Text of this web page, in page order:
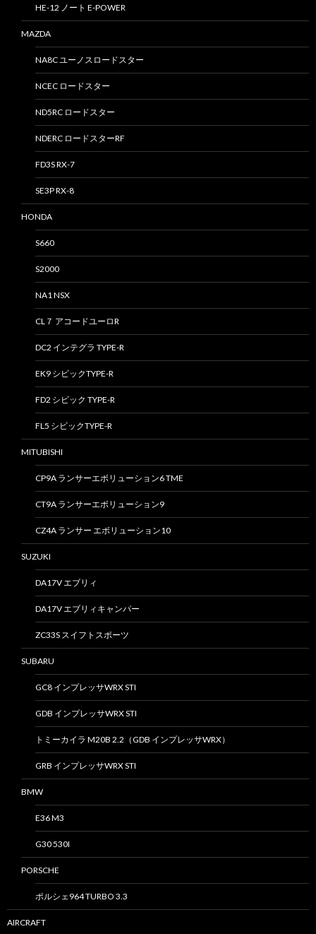
HE-12 ノート E-POWER
MAZDA
NA8C ユーノスロードスター
NCEC ロードスター
ND5RC ロードスター
NDERC ロードスターRF
FD3S RX-7
SE3P RX-8
HONDA
S660
S2000
NA1 NSX
CL７ アコードユーロR
DC2 インテグラ TYPE-R
EK9 シビックTYPE-R
FD2 シビック TYPE-R
FL5 シビックTYPE-R
MITUBISHI
CP9A ランサーエボリューション6 TME
CT9A ランサーエボリューション9
CZ4A ランサー エボリューション10
SUZUKI
DA17V エブリィ
DA17V エブリィキャンパー
ZC33S スイフトスポーツ
SUBARU
GC8 インプレッサWRX STI
GDB インプレッサWRX STI
トミーカイラ M20B 2.2（GDB インプレッサWRX）
GRB インプレッサWRX STI
BMW
E36 M3
G30 530I
PORSCHE
ポルシェ964 TURBO 3.3
AIRCRAFT